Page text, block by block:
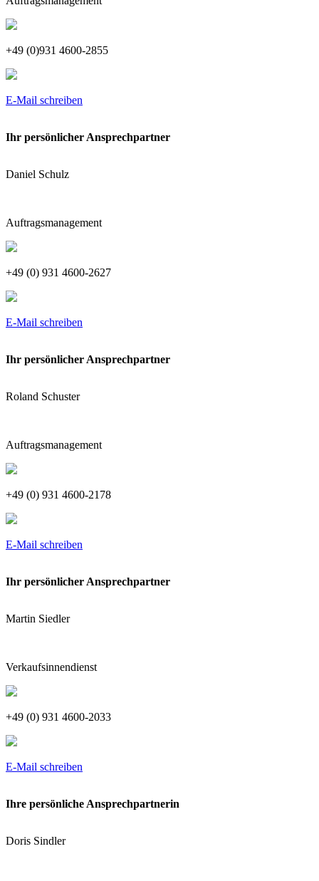
+49 (0)931 4600-2855
E-Mail schreiben
Ihr persönlicher Ansprechpartner
Daniel Schulz
Auftragsmanagement
+49 (0) 931 4600-2627
E-Mail schreiben
Ihr persönlicher Ansprechpartner
Roland Schuster
Auftragsmanagement
+49 (0) 931 4600-2178
E-Mail schreiben
Ihr persönlicher Ansprechpartner
Martin Siedler
Verkaufsinnendienst
+49 (0) 931 4600-2033
E-Mail schreiben
Ihre persönliche Ansprechpartnerin
Doris Sindler